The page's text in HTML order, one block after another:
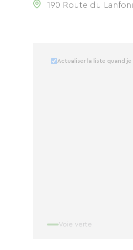
190 Route du
Actualiser la liste quand je
Voie verte